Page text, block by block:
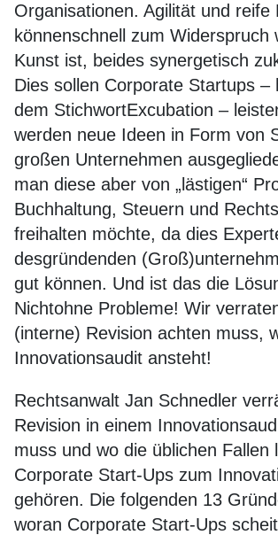
Organisationen. Agilität und reife
könnenschnell zum Widerspruch
Kunst ist, beides synergetisch
Dies sollen Corporate Startups –
dem StichwortExcubation –
werden neue Ideen in Form von
großen Unternehmen
man diese aber von „lästigen“
Buchhaltung, Steuern und
freihalten möchte, da dies
desgründenden
gut können. Und ist das die
Nichtohne Probleme! Wir
(interne) Revision achten muss,
Innovationsaudit ansteht!
Rechtsanwalt Jan Schnedler
Revision in einem
muss und wo die üblichen Fallen
Corporate Start-Ups zum
gehören. Die folgenden 13
woran Corporate Start-Ups